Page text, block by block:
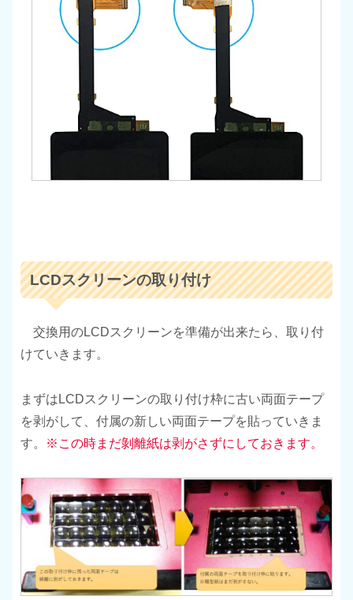
LCDスクリーンの取り付け
交換用のLCDスクリーンを準備が出来たら、取り付
けていきます。
まずはLCDスクリーンの取り付け枠に古い両面テープ
を剥がして、付属の新しい両面テープを貼っていきま
す。
※この時まだ剝離紙は剥がさずにしておきます。